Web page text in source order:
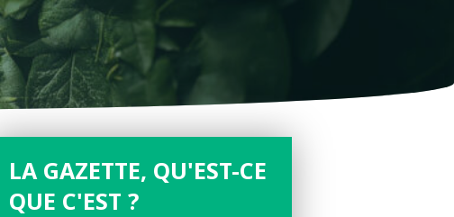
LA GAZETTE, QU'EST-CE
QUE C'EST ?